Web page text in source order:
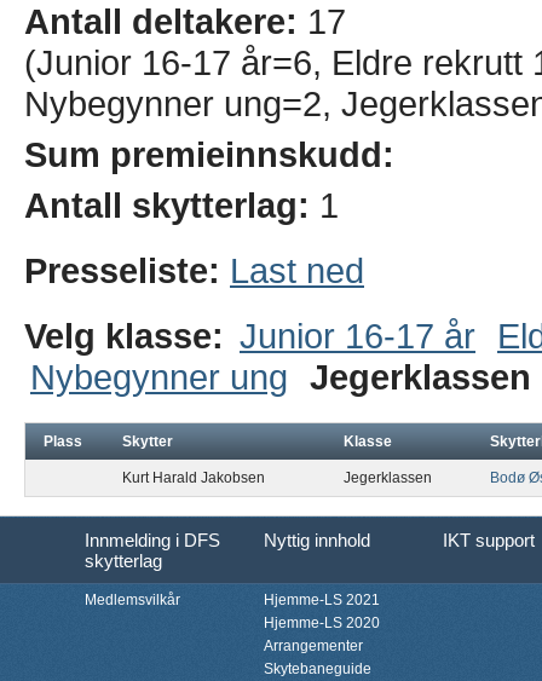
Antall deltakere: 17
(Junior 16-17 år=6, Eldre rekrutt
Nybegynner ung=2,
Sum premieinnskudd:
Antall skytterlag: 1
Presseliste: Last ned
Velg klasse: Junior 16-17 år
Nybegynner ung Jegerklassen
Plass Skytter Klasse
Kurt Harald Jakobsen Jegerklassen Bodø
Innmelding i DFS
skytterlag
Nyttig innhold IKT support
Medlemsvilkår
Hjemme-LS 2021
Hjemme-LS 2020
Arrangementer
Skytebaneguide